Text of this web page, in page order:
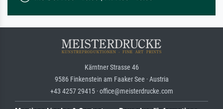
Kärntner Strasse 46
9586 Finkenstein am Faaker See · Austria
+43 4257 29415 · office@meisterdrucke.com